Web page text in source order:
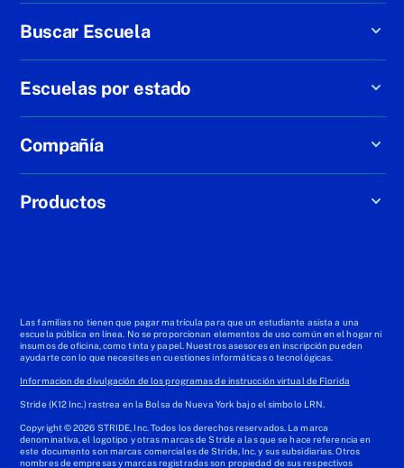
Buscar Escuela
Escuelas por estado
Compañía
Productos
Las familias no tienen que pagar matrícula para que un estudiante asista a una
escuela pública en línea. No se proporcionan elementos de uso común en el hogar ni
insumos de oficina, como tinta y papel. Nuestros asesores en inscripción pueden
ayudarte con lo que necesites en cuestiones informáticas o tecnológicas.
Informacion de divulgación de los programas de instrucción virtual de Florida
Stride (K12 Inc.) rastrea en la Bolsa de Nueva York bajo el símbolo LRN.
Copyright © 2026 STRIDE, Inc. Todos los derechos reservados. La marca
denominativa, el logotipo y otras marcas de Stride a las que se hace referencia en
este documento son marcas comerciales de Stride, Inc. y sus subsidiarias. Otros
nombres de empresas y marcas registradas son propiedad de sus respectivos